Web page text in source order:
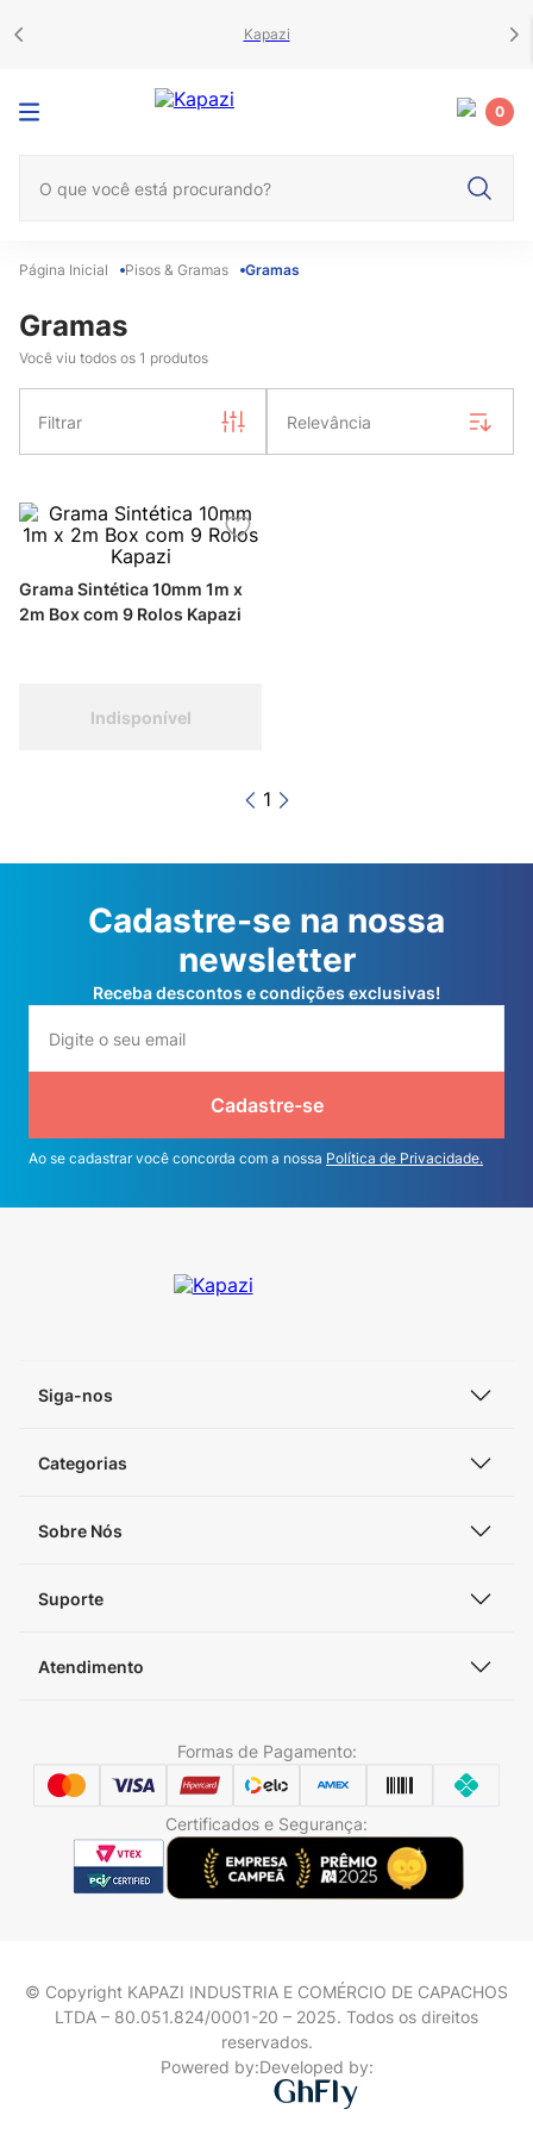
Kapazi
0
Pisos & Gramas Gramas
Gramas
Você viu todos os 1 produtos
Filtrar Relevância
Grama Sintética 10mm 1m x
2m Box com 9 Rolos Kapazi
Indisponível
1
Cadastre-se na nossa
newsletter
Receba descontos e condições exclusivas!
Cadastre-se
Ao se cadastrar você concorda com a nossa Política de Privacidade.
Siga-nos
Categorias
Sobre Nós
Suporte
Atendimento
Formas de Pagamento:
Certificados e Segurança:
© Copyright KAPAZI INDUSTRIA E COMÉRCIO DE CAPACHOS
LTDA – 80.051.824/0001-20 – 2025. Todos os direitos
reservados.
Powered by:Developed by: